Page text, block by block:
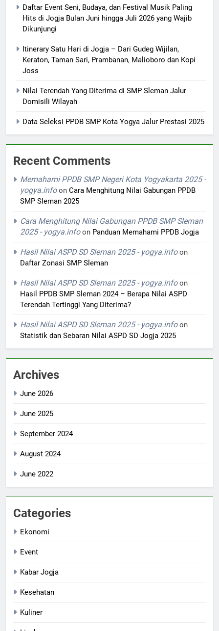
Daftar Event Seni, Budaya, dan Festival Musik Paling
Hits di Jogja Bulan Juni hingga Juli 2026 yang Wajib
Dikunjungi
Itinerary Satu Hari di Jogja – Dari Gudeg Wijilan,
Keraton, Taman Sari, Prambanan, Malioboro dan Kopi
Joss
Nilai Terendah Yang Diterima di SMP Sleman Jalur
Domisili Wilayah
Data Seleksi PPDB SMP Kota Yogya Jalur Prestasi 2025
Recent Comments
Memahami PPDB SMP Negeri Kota Yogyakarta 2025 -
yogya.infoon Cara Menghitung Nilai Gabungan PPDB
SMP Sleman 2025
Cara Menghitung Nilai Gabungan PPDB SMP Sleman
2025 - yogya.infoon Panduan Memahami PPDB Jogja
Hasil Nilai ASPD SD Sleman 2025 - yogya.infoon
Daftar Zonasi SMP Sleman
Hasil Nilai ASPD SD Sleman 2025 - yogya.infoon
Hasil PPDB SMP Sleman 2024 – Berapa Nilai ASPD
Terendah Tertinggi Yang Diterima?
Hasil Nilai ASPD SD Sleman 2025 - yogya.infoon
Statistik dan Sebaran Nilai ASPD SD Jogja 2025
Archives
June 2026
June 2025
September 2024
August 2024
June 2022
Categories
Ekonomi
Event
Kabar Jogja
Kesehatan
Kuliner